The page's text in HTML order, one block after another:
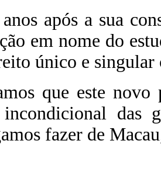
após a sua
em nome do
único e
que este
das
fazer de